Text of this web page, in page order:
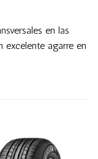
en las
excelente agarre en